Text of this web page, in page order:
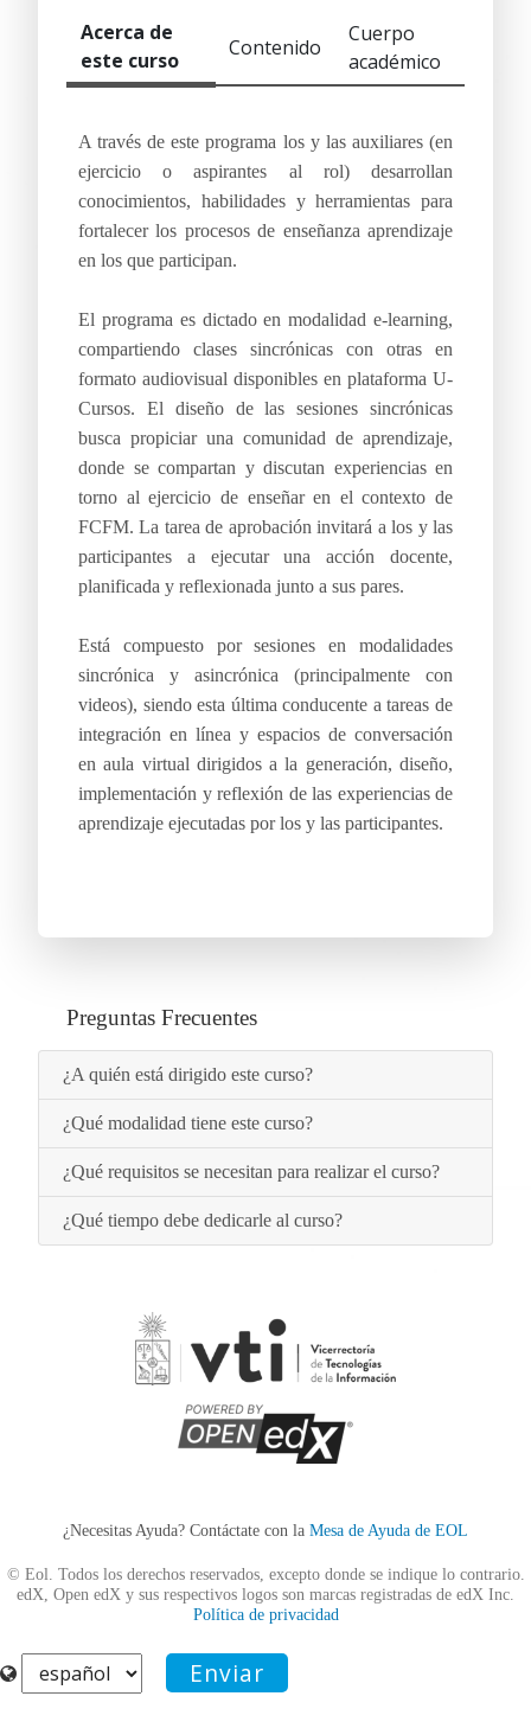
Acerca de
este curso
Contenido
Cuerpo
académico
A través de este programa los y las auxiliares (en
ejercicio o aspirantes al rol) desarrollan
conocimientos, habilidades y herramientas para
fortalecer los procesos de enseñanza aprendizaje
en los que participan.
El programa es dictado en modalidad e-learning,
compartiendo clases sincrónicas con otras en
formato audiovisual disponibles en plataforma U-
Cursos. El diseño de las sesiones sincrónicas
busca propiciar una comunidad de aprendizaje,
donde se compartan y discutan experiencias en
torno al ejercicio de enseñar en el contexto de
FCFM. La tarea de aprobación invitará a los y las
participantes a ejecutar una acción docente,
planificada y reflexionada junto a sus pares.
Está compuesto por sesiones en modalidades
sincrónica y asincrónica (principalmente con
videos), siendo esta última conducente a tareas de
integración en línea y espacios de conversación
en aula virtual dirigidos a la generación, diseño,
implementación y reflexión de las experiencias de
aprendizaje ejecutadas por los y las participantes.
Preguntas Frecuentes
¿A quién está dirigido este curso?
¿Qué modalidad tiene este curso?
¿Qué requisitos se necesitan para realizar el curso?
¿Qué tiempo debe dedicarle al curso?
¿Necesitas Ayuda? Contáctate con la Mesa de Ayuda de EOL
© Eol. Todos los derechos reservados, excepto donde se indique lo contrario.
edX, Open edX y sus respectivos logos son marcas registradas de edX Inc.
Política de privacidad
Seleccionar
idioma
Enviar